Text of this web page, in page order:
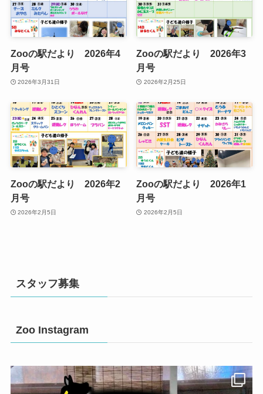
Zooの駅だより 2026年4
月号
2026年3月31日
Zooの駅だより 2026年3
月号
2026年2月25日
Zooの駅だより 2026年2
月号
2026年2月5日
Zooの駅だより 2026年1
月号
2026年2月5日
スタッフ募集
Zoo Instagram